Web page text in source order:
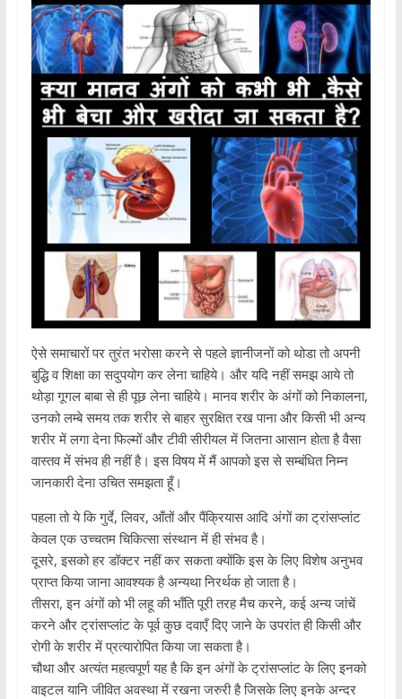
ऐसे समाचारों पर तुरंत भरोसा करने से पहले ज्ञानीजनों को थोडा तो अपनी
बुद्धि व शिक्षा का सदुपयोग कर लेना चाहिये। और यदि नहीं समझ आये तो
थोड़ा गूगल बाबा से ही पूछ लेना चाहिये। मानव शरीर के अंगों को निकालना,
उनको लम्बे समय तक शरीर से बाहर सुरक्षित रख पाना और किसी भी अन्य
शरीर में लगा देना फिल्मों और टीवी सीरीयल में जितना आसान होता है वैसा
वास्तव में संभव ही नहीं है। इस विषय में मैं आपको इस से सम्बंधित निम्न
जानकारी देना उचित समझता हूँ।
पहला तो ये कि गुर्दे, लिवर, आँतों और पैंक्रियास आदि अंगों का ट्रांसप्लांट
केवल एक उच्चतम चिकित्सा संस्थान में ही संभव है।
दूसरे, इसको हर डॉक्टर नहीं कर सकता क्योंकि इस के लिए विशेष अनुभव
प्राप्त किया जाना आवश्यक है अन्यथा निरर्थक हो जाता है।
तीसरा, इन अंगों को भी लहू की भाँति पूरी तरह मैच करने, कई अन्य जांचें
करने और ट्रांसप्लांट के पूर्व कुछ दवाएँ दिए जाने के उपरांत ही किसी और
रोगी के शरीर में प्रत्यारोपित किया जा सकता है।
चौथा और अत्यंत महत्वपूर्ण यह है कि इन अंगों के ट्रांसप्लांट के लिए इनको
वाइटल यानि जीवित अवस्था में रखना जरुरी है जिसके लिए इनके अन्दर